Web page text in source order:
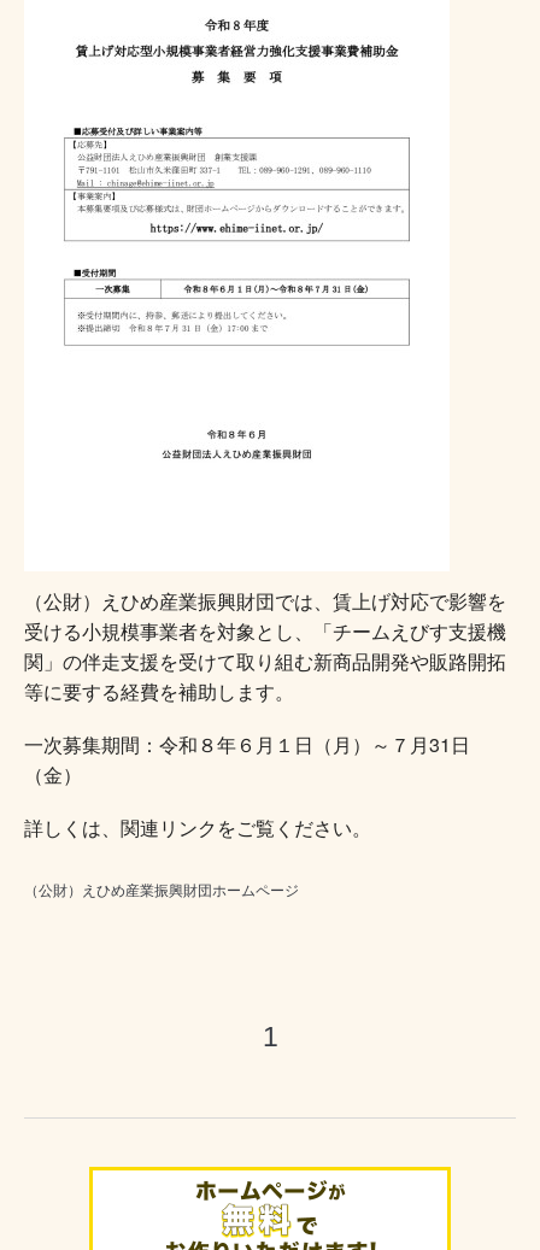
（公財）えひめ産業振興財団では、賃上げ対応で影響を
受ける小規模事業者を対象とし、「チームえびす支援機
関」の伴走支援を受けて取り組む新商品開発や販路開拓
等に要する経費を補助します。
一次募集期間：令和８年６月１日（月）～７月31日
（金）
詳しくは、関連リンクをご覧ください。
（公財）えひめ産業振興財団ホームページ
1